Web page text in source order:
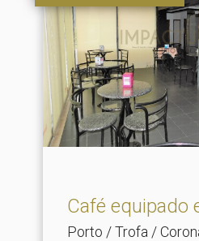
Café equipado
Porto / Trofa /